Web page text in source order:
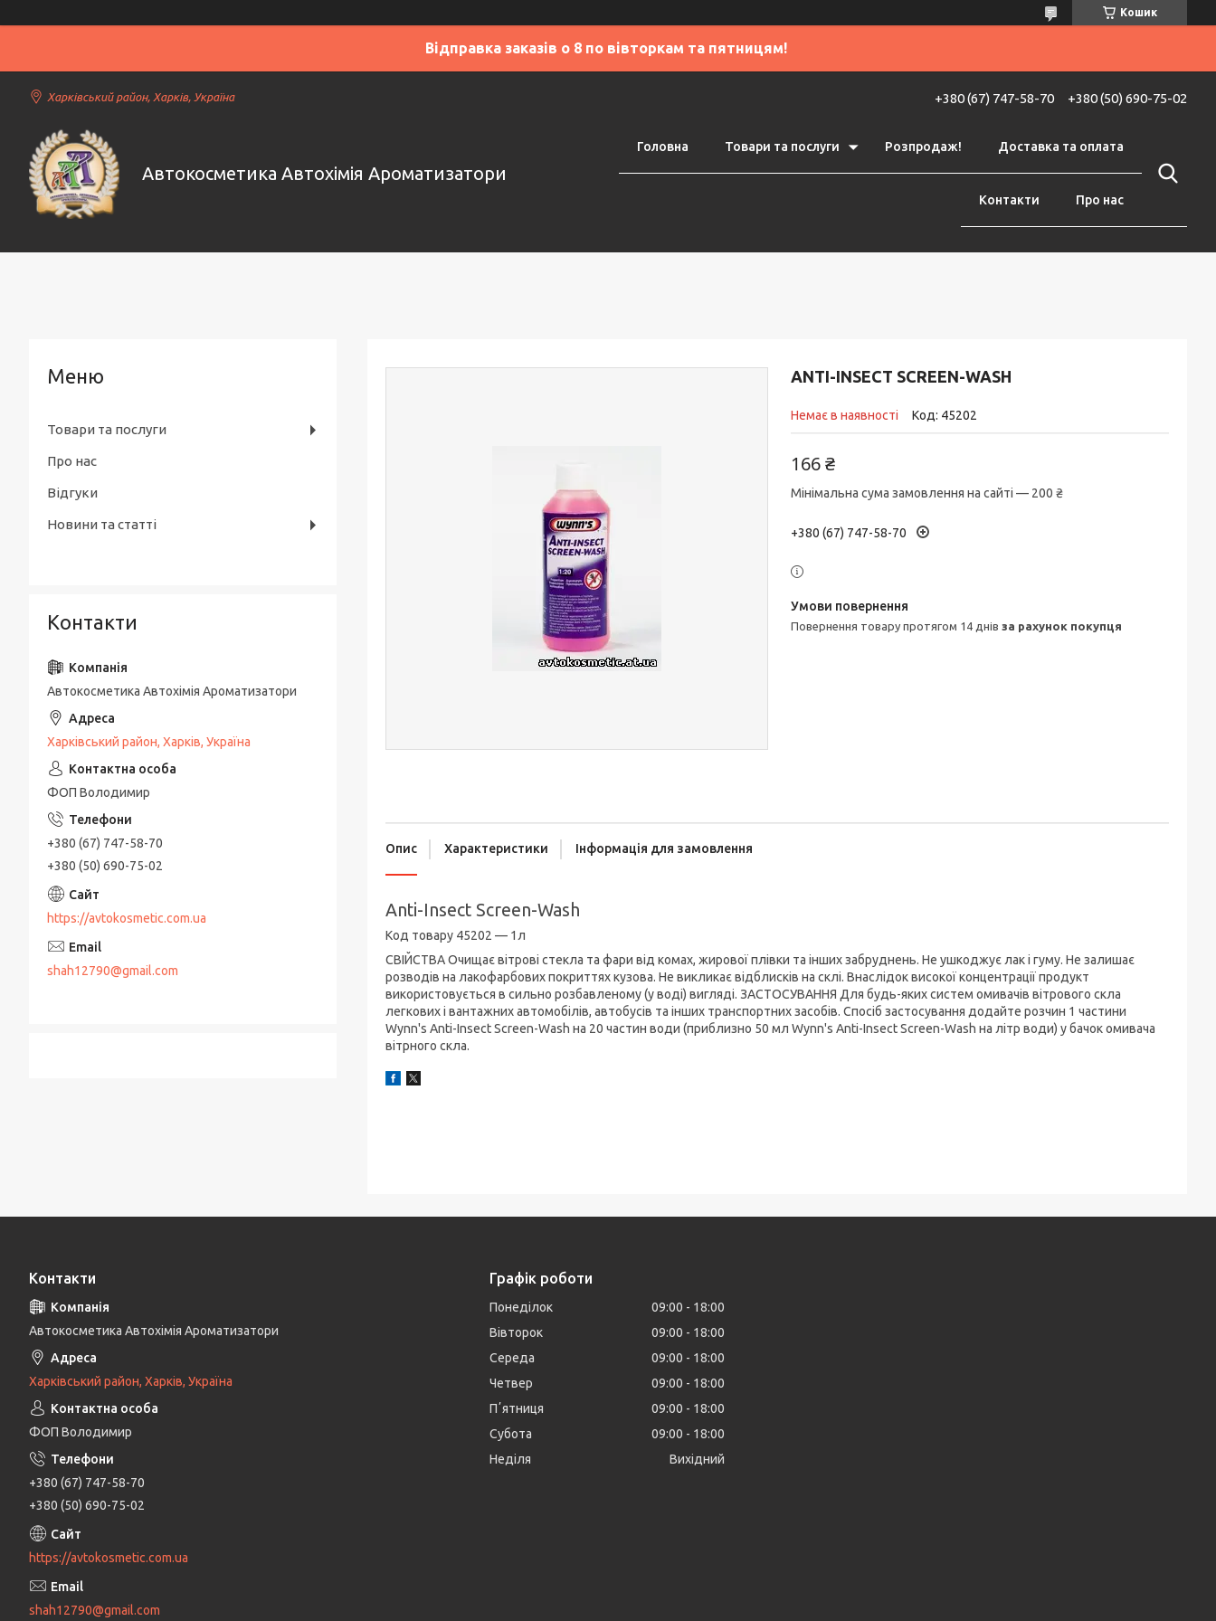
Кошик
Відправка заказів о 8 по вівторкам та пятницям!
Харківський район, Харків, Україна +380 (67) 747-58-70 +380 (50) 690-75-02
Автокосметика Автохімія Ароматизатори
Головна Товари та послуги Розпродаж! Доставка та оплата
Контакти Про нас
ANTI-INSECT SCREEN-WASH
Немає в наявності Код: 45202
166 ₴
Мінімальна сума замовлення на сайті — 200 ₴
+380 (67) 747-58-70
повернення товару протягом 14 днів за рахунок покупця
Опис Характеристики Інформація для замовлення
Anti-Insect Screen-Wash
Код товару 45202 — 1л
СВІЙСТВА Очищає вітрові стекла та фари від комах, жирової плівки та інших забруднень. Не ушкоджує лак і гуму. Не залишає
розводів на лакофарбових покриттях кузова. Не викликає відблисків на склі. Внаслідок високої концентрації продукт
використовується в сильно розбавленому (у воді) вигляді. ЗАСТОСУВАННЯ Для будь-яких систем омивачів вітрового скла
легкових і вантажних автомобілів, автобусів та інших транспортних засобів. Спосіб застосування додайте розчин 1 частини
Wynn's Anti-Insect Screen-Wash на 20 частин води (приблизно 50 мл Wynn's Anti-Insect Screen-Wash на літр води) у бачок омивача
вітрного скла.
Товари та послуги
Про нас
Відгуки
Новини та статті
Контакти
Автокосметика Автохімія Ароматизатори
Харківський район, Харків, Україна
ФОП Володимир
+380 (67) 747-58-70
+380 (50) 690-75-02
https://avtokosmetic.com.ua
shah12790@gmail.com
Контакти
Автокосметика Автохімія Ароматизатори
Харківський район, Харків, Україна
ФОП Володимир
+380 (67) 747-58-70
+380 (50) 690-75-02
https://avtokosmetic.com.ua
shah12790@gmail.com
Графік роботи
Понеділок 09:00
18:00
Вівторок
09:00
18:00
Середа
09:00
18:00
Четвер
09:00
18:00
Пʼятниця
09:00
18:00
Субота
09:00
18:00
Неділя
Вихідний